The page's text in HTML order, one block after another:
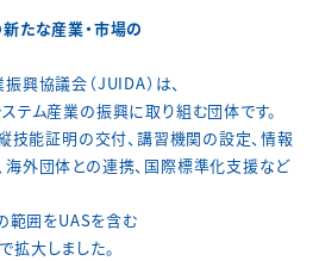
たな産業・市場の
興協議会（JUIDA）は、
テム産業の振興に取り組む団体です。
技能証明の交付、講習機関の設定、情報
外団体との連携、 国際標準化支援など
範囲をUASを含む
拡大しました。